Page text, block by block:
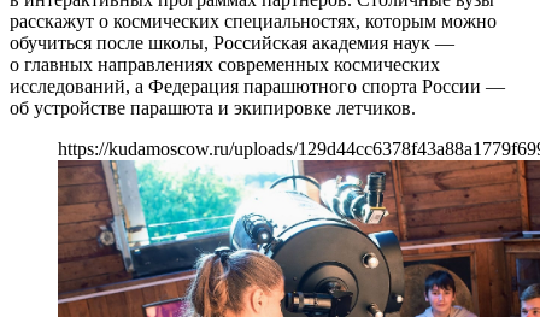
расскажут о космических специальностях, которым можно
обучиться после школы, Российская академия наук —
о главных направлениях современных космических
исследований, а Федерация парашютного спорта России —
об устройстве парашюта и экипировке летчиков.
https://kudamoscow.ru/uploads/